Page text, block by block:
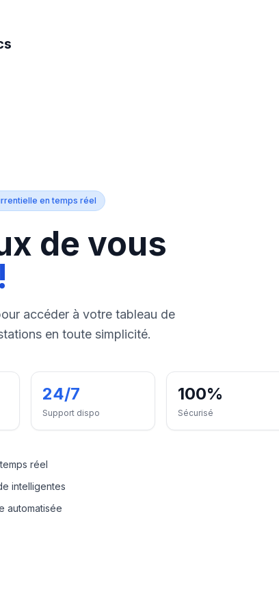
en temps réel
de vous
accéder à votre tableau de
en toute simplicité.
24/7
Support dispo
100%
Sécurisé
réel
intelligentes
automatisée